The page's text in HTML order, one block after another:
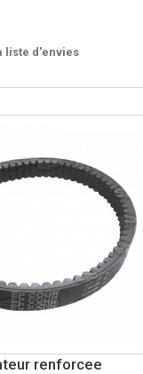
liste d'envies
renforcee